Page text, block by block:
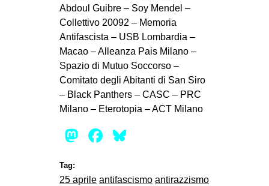
Abdoul Guibre – Soy Mendel –
Collettivo 20092 – Memoria
Antifascista – USB Lombardia –
Macao – Alleanza Pais Milano –
Spazio di Mutuo Soccorso –
Comitato degli Abitanti di San Siro
– Black Panthers – CASC – PRC
Milano – Eterotopia – ACT Milano
Mastodon
Facebook
Tag:
25 aprile antifascismo antirazzismo